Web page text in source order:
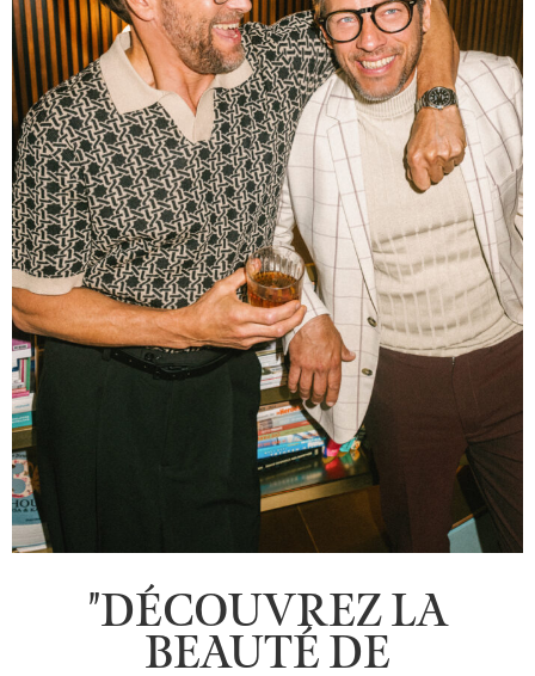
"DÉCOUVREZ LA
BEAUTÉ DE